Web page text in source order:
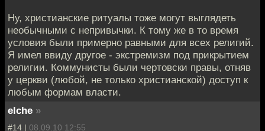
Ну, христианские ритуалы тоже могут выглядеть
необычными с непривычки. К тому же в то время
условия были примерно равными для всех религий.
Я имел ввиду другое - экстремизм под прикрытием
религии. Коммунисты были чертовски правы, отняв
у церкви (любой, не только христианской) доступ к
любым формам власти.
elche »
#14 | 08.09.10 12:55